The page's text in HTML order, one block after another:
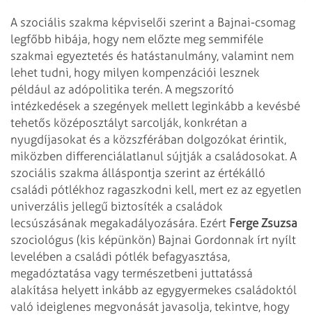
A szociális szakma képviselői szerint a Bajnai-csomag
legfőbb hibája, hogy nem előzte meg semmiféle
szakmai egyeztetés és hatástanulmány, valamint nem
lehet tudni, hogy milyen kompenzációi lesznek
például az adópolitika terén. A megszorító
intézkedések a szegények mellett leginkább a kevésbé
tehetős középosztályt sarcolják, konkrétan a
nyugdíjasokat és a közszférában dolgozókat érintik,
miközben differenciálatlanul sújtják a családosokat. A
szociális szakma álláspontja szerint az értékálló
családi pótlékhoz ragaszkodni kell, mert ez az egyetlen
univerzális jellegű biztosíték a családok
lecsúszásának megakadályozására. Ezért Ferge Zsuzsa
szociológus (kis képünkön) Bajnai Gordonnak írt nyílt
levelében a családi pótlék befagyasztása,
megadóztatása vagy természetbeni juttatássá
alakítása helyett inkább az egygyermekes családoktól
való ideiglenes megvonását javasolja, tekintve, hogy